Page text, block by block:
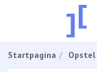
Startpagina Opstel